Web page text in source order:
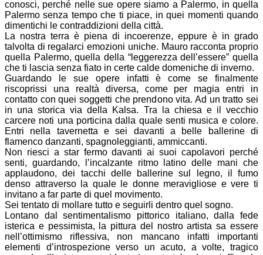
conosci, perché nelle sue opere siamo a Palermo, in quella
Palermo senza tempo che ti piace, in quei momenti quando
dimentichi le contraddizioni della città.
La nostra terra è piena di incoerenze, eppure è in grado
talvolta di regalarci emozioni uniche. Mauro racconta proprio
quella Palermo, quella della “leggerezza dell’essere” quella
che ti lascia senza fiato in certe calde domeniche di inverno.
Guardando le sue opere infatti è come se finalmente
riscoprissi una realtà diversa, come per magia entri in
contatto con quei soggetti che prendono vita. Ad un tratto sei
in una storica via della Kalsa. Tra la chiesa e il vecchio
carcere noti una porticina dalla quale senti musica e colore.
Entri nella tavernetta e sei davanti a belle ballerine di
flamenco danzanti, spagnoleggianti, ammiccanti.
Non riesci a star fermo davanti ai suoi capolavori perché
senti, guardando, l’incalzante ritmo latino delle mani che
applaudono, dei tacchi delle ballerine sul legno, il fumo
denso attraverso la quale le donne meravigliose e vere ti
invitano a far parte di quel movimento.
Sei tentato di mollare tutto e seguirli dentro quel sogno.
Lontano dal sentimentalismo pittorico italiano, dalla fede
isterica e pessimista, la pittura del nostro artista sa essere
nell’ottimismo riflessiva, non mancano infatti importanti
elementi d’introspezione verso un acuto, a volte, tragico